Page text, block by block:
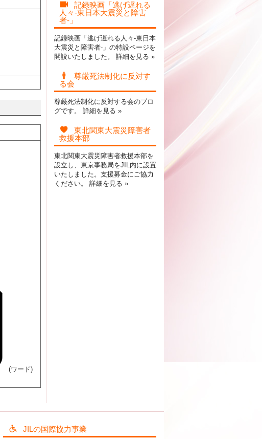
(ワード)
記録映画「逃げ遅れる
人々-東日本大震災と障害
者-」
記録映画「逃げ遅れる人々-東日本
大震災と障害者-」の特設ページを
開設いたしました。 詳細を見る »
尊厳死法制化に反対す
る会
尊厳死法制化に反対する会のブロ
グです。 詳細を見る »
東北関東大震災障害者
救援本部
東北関東大震災障害者救援本部を
設立し、東京事務局をJIL内に設置
いたしました。支援募金にご協力
ください。 詳細を見る »
JILの国際協力事業